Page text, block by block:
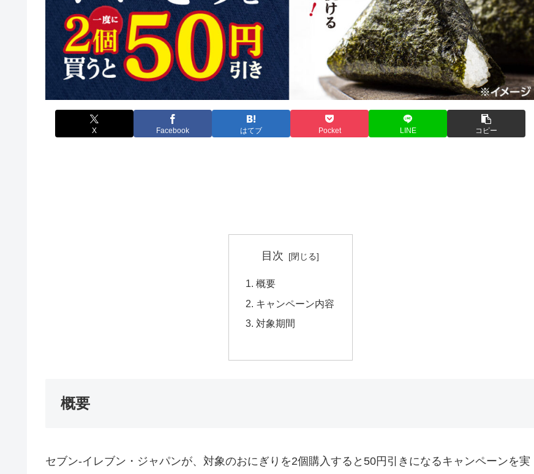
X Facebook はてブ Pocket LINE コピー
目次
概要
キャンペーン内容
対象期間
概要
セブン-イレブン・ジャパンが、対象のおにぎりを2個購入すると50円引きになるキャンペーンを実